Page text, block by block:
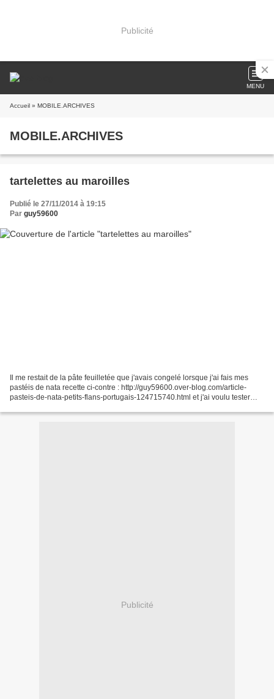
Publicité
MENU
Accueil » MOBILE.ARCHIVES
MOBILE.ARCHIVES
tartelettes au maroilles
Publié le 27/11/2014 à 19:15
Par guy59600
Il me restait de la pâte feuilletée que j'avais congelé lorsque j'ai fais mes
pastéis de nata recette ci-contre : http://guy59600.over-blog.com/article-
pasteis-de-nata-petits-flans-portugais-124715740.html et j'ai voulu tester
Publicité